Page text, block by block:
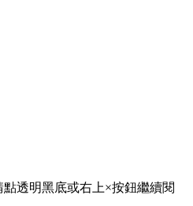
透明黑底或右上×按鈕繼續閱